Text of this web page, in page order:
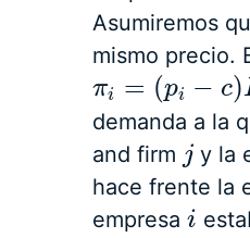
Asumiremos
mismo precio.
πi = (pi − c)
πi=(p −c) Di( pi,
demanda a la
and firm j
j y la
hace frente la
empresa i
i